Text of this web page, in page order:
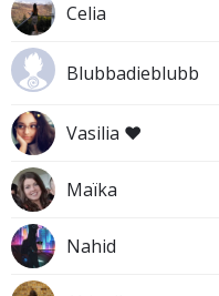
Celia
Blubbadieblubb
Vasilia ❤️
Maïka
Nahid